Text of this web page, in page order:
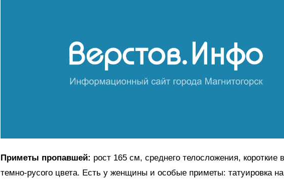
Приметы пропавшей: рост 165 см, среднего телосложения, короткие
темно-русого цвета. Есть у женщины и особые приметы: татуировка